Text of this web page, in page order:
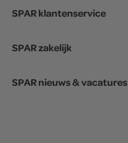
SPAR klantenservice
SPAR zakelijk
SPAR nieuws & vacatures